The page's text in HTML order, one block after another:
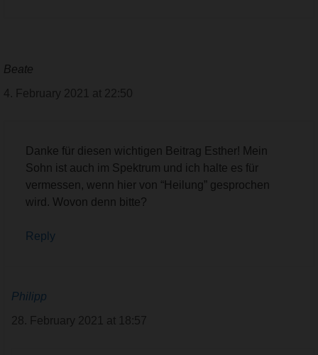
Beate
4. February 2021 at 22:50
Danke für diesen wichtigen Beitrag Esther! Mein
Sohn ist auch im Spektrum und ich halte es für
vermessen, wenn hier von “Heilung” gesprochen
wird. Wovon denn bitte?
Reply
Philipp
28. February 2021 at 18:57